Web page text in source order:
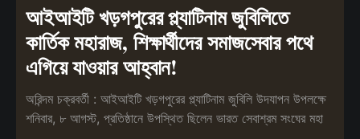
আইআইটি খড়গপুরের প্ল্যাটিনাম জুবিলিতে
কার্তিক মহারাজ, শিক্ষার্থীদের সমাজসেবার পথে
এগিয়ে যাওয়ার আহ্বান!
অরিন্দম চক্রবর্তী : আইআইটি খড়গপুরের প্ল্যাটিনাম জুবিলি উদযাপন উপলক্ষে
শনিবার, ৮ আগস্ট, প্রতিষ্ঠানে উপস্থিত ছিলেন ভারত সেবাশ্রম সংঘের মহা